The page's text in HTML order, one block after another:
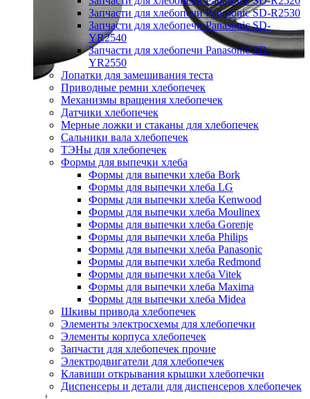
Запчасти для хлебопечи Panasonic SD-R2530
Запчасти для хлебопечи Panasonic SD-
YR2540
Запчасти для хлебопечи Panasonic SD-
YR2550
Лопатки для замешивания теста
Приводные ремни хлебопечек
Механизмы вращения хлебопечек
Датчики хлебопечек
Мерные ложки и стаканы для хлебопечек
Сальники вала хлебопечек
ТЭНы для хлебопечек
Формы для выпечки хлеба
Формы для выпечки хлеба Bork
Формы для выпечки хлеба LG
Формы для выпечки хлеба Kenwood
Формы для выпечки хлеба Moulinex
Формы для выпечки хлеба Gorenje
Формы для выпечки хлеба Philips
Формы для выпечки хлеба Panasonic
Формы для выпечки хлеба Redmond
Формы для выпечки хлеба Vitek
Формы для выпечки хлеба Maxima
Формы для выпечки хлеба Midea
Шкивы привода хлебопечек
Элементы электросхемы для хлебопечки
Элементы корпуса хлебопечек
Запчасти для хлебопечек прочие
Электродвигатели для хлебопечек
Клавиши открывания крышки хлебопечки
Диспенсеры и детали для диспенсеров хлебопечек